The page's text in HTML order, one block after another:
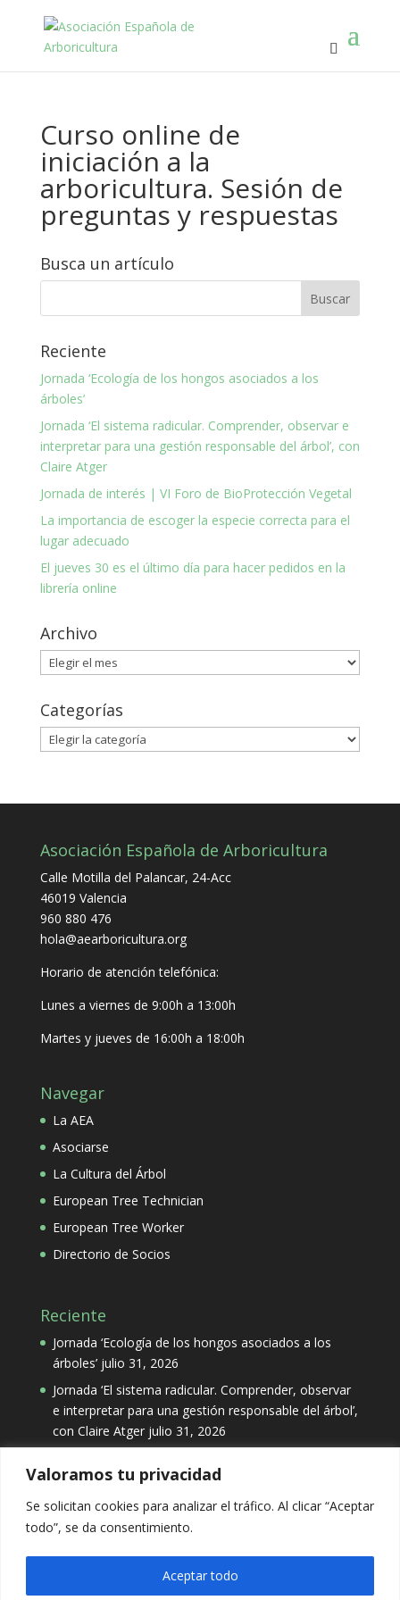
Valoramos tu privacidad
Se solicitan cookies para analizar el tráfico. Al clicar “Aceptar
todo”, se da consentimiento.
Aceptar todo
Curso online de
iniciación a la
arboricultura. Sesión de
preguntas y respuestas
Busca un artículo
Reciente
Jornada ‘Ecología de los hongos asociados a los
árboles’
Jornada ‘El sistema radicular. Comprender, observar e
interpretar para una gestión responsable del árbol’, con
Claire Atger
Jornada de interés | VI Foro de BioProtección Vegetal
La importancia de escoger la especie correcta para el
lugar adecuado
El jueves 30 es el último día para hacer pedidos en la
librería online
Archivo
Archivo
Categorías
Categorías
Asociación Española de Arboricultura
Calle Motilla del Palancar, 24-Acc
46019 Valencia
960 880 476
hola@aearboricultura.org
Horario de atención telefónica:
Lunes a viernes de 9:00h a 13:00h
Martes y jueves de 16:00h a 18:00h
Navegar
La AEA
Asociarse
La Cultura del Árbol
European Tree Technician
European Tree Worker
Directorio de Socios
Reciente
Jornada ‘Ecología de los hongos asociados a los
árboles’ julio 31, 2026
Jornada ‘El sistema radicular. Comprender, observar
e interpretar para una gestión responsable del árbol’,
con Claire Atger julio 31, 2026
Categorías